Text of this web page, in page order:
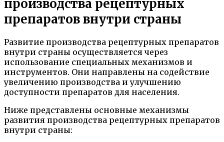
производства рецептурных
препаратов внутри страны
Развитие производства рецептурных препаратов
внутри страны осуществляется через
использование специальных механизмов и
инструментов. Они направлены на содействие
увеличению производства и улучшению
доступности препаратов для населения.
Ниже представлены основные механизмы
развития производства рецептурных препаратов
внутри страны: